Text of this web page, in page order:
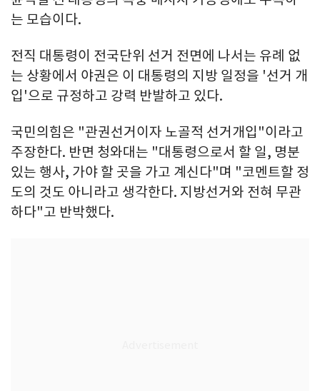
는 모습이다.
전직 대통령이 전국단위 선거 전면에 나서는 유례 없
는 상황에서 야권은 이 대통령의 지방 일정을 '선거 개
입'으로 규정하고 강력 반발하고 있다.
국민의힘은 "관권선거이자 노골적 선거개입"이라고
주장한다. 반면 청와대는 "대통령으로서 할 일, 명분
있는 행사, 가야 할 곳을 가고 계신다"며 "코멘트할 정
도의 것도 아니라고 생각한다. 지방선거와 전혀 무관
하다"고 반박했다.